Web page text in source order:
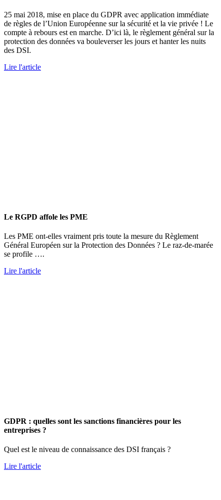
25 mai 2018, mise en place du GDPR avec application immédiate
de règles de l’Union Européenne sur la sécurité et la vie privée ! Le
compte à rebours est en marche. D’ici là, le règlement général sur la
protection des données va bouleverser les jours et hanter les nuits
des DSI.
Lire l'article
Le RGPD affole les PME
Les PME ont-elles vraiment pris toute la mesure du Règlement
Général Européen sur la Protection des Données ? Le raz-de-marée
se profile ….
Lire l'article
GDPR : quelles sont les sanctions financières pour les
entreprises ?
Quel est le niveau de connaissance des DSI français ?
Lire l'article